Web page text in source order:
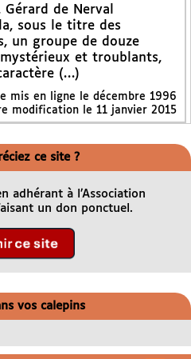
Gérard de Nerval
sous le titre des
un groupe de douze
et troublants,
(…)
mis en ligne le décembre 1996
modification le 11 janvier 2015
ce site ?
adhérant à l’Association
un don ponctuel.
vos calepins